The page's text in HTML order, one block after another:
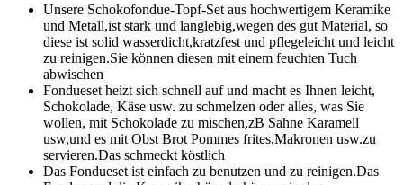
Unsere Schokofondue-Topf-Set aus hochwertigem Keramike
und Metall,ist stark und langlebig,wegen des gut Material, so
diese ist solid wasserdicht,kratzfest und pflegeleicht und leicht
zu reinigen.Sie können diesen mit einem feuchten Tuch
abwischen
Fondueset heizt sich schnell auf und macht es Ihnen leicht,
Schokolade, Käse usw. zu schmelzen oder alles, was Sie
wollen, mit Schokolade zu mischen,zB Sahne Karamell
usw,und es mit Obst Brot Pommes frites,Makronen usw.zu
servieren.Das schmeckt köstlich
Das Fondueset ist einfach zu benutzen und zu reinigen.Das